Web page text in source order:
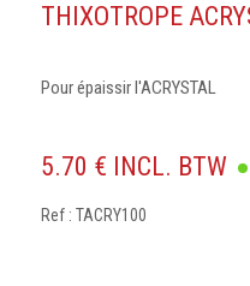
THIXOTROPE
Pour épaissir l'ACRYSTAL
5.70 € INCL. BTW
Ref : TACRY100